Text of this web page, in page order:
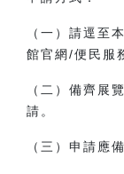
（一）請逕至
館官網/便民服
（二）備齊展
請。
（三）申請應